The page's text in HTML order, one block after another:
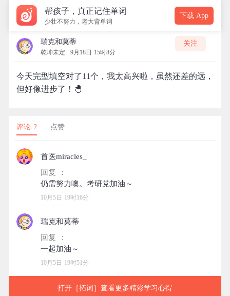
帮孩子，真正记住单词
少壮不努力，老大背单词
下载 App
瑞克和莫蒂
乾坤未定 9月18日 15时8分
关注
今天完型填空对了11个，我太高兴啦，虽然还差的远，
但好像进步了！🐣
评论 2 点赞
首医miracles_
回复 ：
10月5日 19时16分
瑞克和莫蒂
回复 ：
10月5日 19时51分
打开［拓词］查看更多精彩学习心得